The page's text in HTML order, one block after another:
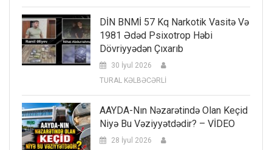
DİN BNMİ 57 Kq Narkotik Vasitə Və
1981 Ədəd Psixotrop Həbi
Dövriyyədən Çıxarıb
30 İyul 2026
TURAL KƏLBƏCƏRLİ
AAYDA-Nın Nəzarətində Olan Keçid
Niyə Bu Vəziyyətdədir? – VİDEO
28 İyul 2026